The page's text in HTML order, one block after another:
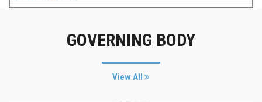
GOVERNING BODY
View All